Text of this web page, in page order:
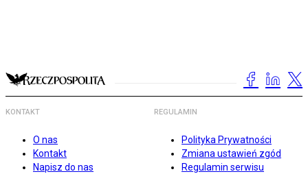
KONTAKT
O nas
Kontakt
Napisz do nas
REGULAMIN
Polityka Prywatności
Zmiana ustawień zgód
Regulamin serwisu